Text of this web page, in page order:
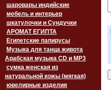
шаровары индийские
мебель и интерьер
шкатулочки и Сундучки
АРОМАТ ЕГИПТА
Египетские папирусы
Музыка для танца живота
Арабская музыка CD и MP3
сумка женская из
натуральной кожы (мягкая)
ювелирные изделия